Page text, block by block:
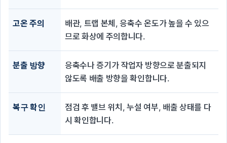
고온 주의
배관, 트랩 본체, 응축수 온도가 높을 수 있으
므로 화상에 주의합니다.
분출 방향
응축수나 증기가 작업자 방향으로 분출되지
않도록 배출 방향을 확인합니다.
복구 확인
점검 후 밸브 위치, 누설 여부, 배출 상태를 다
시 확인합니다.